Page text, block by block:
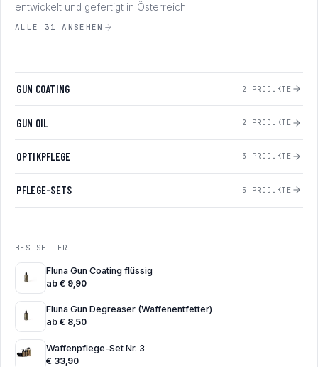
entwickelt und gefertigt in Österreich.
ALLE 31 ANSEHEN
GUN COATING 2 PRODUKTE
GUN OIL 2 PRODUKTE
OPTIKPFLEGE 3 PRODUKTE
PFLEGE-SETS 5 PRODUKTE
BESTSELLER
Fluna Gun Coating flüssig
ab € 9,90
Fluna Gun Degreaser (Waffenentfetter)
ab € 8,50
Waffenpflege-Set Nr. 3
€ 33,90